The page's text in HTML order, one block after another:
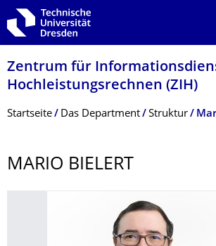
Zur Hauptnavigation springen
Zur Suche springen
Zum Inhalt springen
Zentrum für
Hochleistungs­rechnen (ZIH)
Breadcrumb-Menü
Startseite Das Department Struktur
MARIO BIELERT